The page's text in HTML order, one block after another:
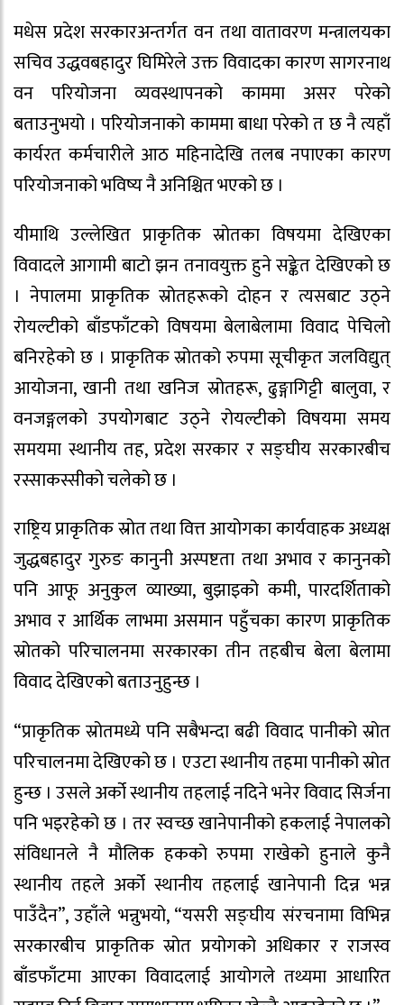
मधेस प्रदेश सरकारअन्तर्गत वन तथा वातावरण मन्त्रालयका
सचिव उद्धवबहादुर घिमिरेले उक्त विवादका कारण सागरनाथ
वन परियोजना व्यवस्थापनको काममा असर परेको
बताउनुभयो । परियोजनाको काममा बाधा परेको त छ नै त्यहाँ
कार्यरत कर्मचारीले आठ महिनादेखि तलब नपाएका कारण
परियोजनाको भविष्य नै अनिश्चित भएको छ ।
यीमाथि उल्लेखित प्राकृतिक स्रोतका विषयमा देखिएका
विवादले आगामी बाटो झन तनावयुक्त हुने सङ्केत देखिएको छ
। नेपालमा प्राकृतिक स्रोतहरूको दोहन र त्यसबाट उठ्ने
रोयल्टीको बाँडफाँटको विषयमा बेलाबेलामा विवाद पेचिलो
बनिरहेको छ । प्राकृतिक स्रोतको रुपमा सूचीकृत जलविद्युत्
आयोजना, खानी तथा खनिज स्रोतहरू, ढुङ्गागिट्टी बालुवा, र
वनजङ्गलको उपयोगबाट उठ्ने रोयल्टीको विषयमा समय
समयमा स्थानीय तह, प्रदेश सरकार र सङ्घीय सरकारबीच
रस्साकस्सीको चलेको छ ।
राष्ट्रिय प्राकृतिक स्रोत तथा वित्त आयोगका कार्यवाहक अध्यक्ष
जुद्धबहादुर गुरुङ कानुनी अस्पष्टता तथा अभाव र कानुनको
पनि आफू अनुकुल व्याख्या, बुझाइको कमी, पारदर्शिताको
अभाव र आर्थिक लाभमा असमान पहुँचका कारण प्राकृतिक
स्रोतको परिचालनमा सरकारका तीन तहबीच बेला बेलामा
विवाद देखिएको बताउनुहुन्छ ।
“प्राकृतिक स्रोतमध्ये पनि सबैभन्दा बढी विवाद पानीको स्रोत
परिचालनमा देखिएको छ । एउटा स्थानीय तहमा पानीको स्रोत
हुन्छ । उसले अर्को स्थानीय तहलाई नदिने भनेर विवाद सिर्जना
पनि भइरहेको छ । तर स्वच्छ खानेपानीको हकलाई नेपालको
संविधानले नै मौलिक हकको रुपमा राखेको हुनाले कुनै
स्थानीय तहले अर्को स्थानीय तहलाई खानेपानी दिन्न भन्न
पाउँदैन”, उहाँले भन्नुभयो, “यसरी सङ्घीय संरचनामा विभिन्न
सरकारबीच प्राकृतिक स्रोत प्रयोगको अधिकार र राजस्व
बाँडफाँटमा आएका विवादलाई आयोगले तथ्यमा आधारित